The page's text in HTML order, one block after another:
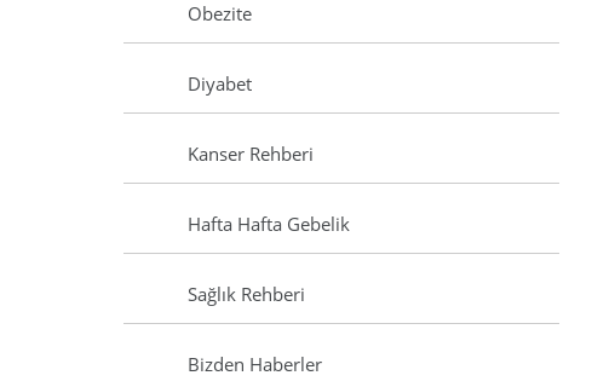
Obezite
Diyabet
Kanser Rehberi
Hafta Hafta Gebelik
Sağlık Rehberi
Bizden Haberler